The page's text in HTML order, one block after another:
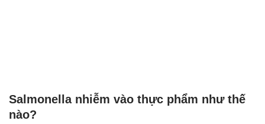
Salmonella nhiễm vào thực phẩm như thế
nào?